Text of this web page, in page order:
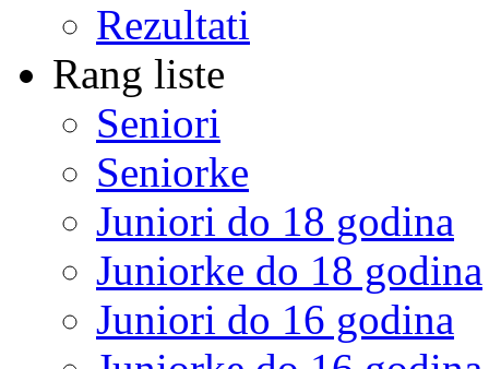
Rezultati
Rang liste
Seniori
Seniorke
Juniori do 18 godina
Juniorke do 18 godina
Juniori do 16 godina